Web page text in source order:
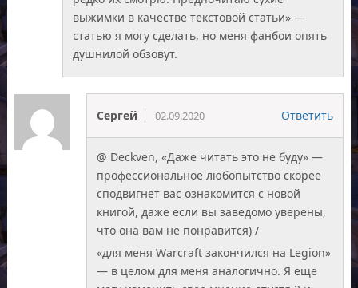
выжимки в качестве текстовой статьи» —
статью я могу сделать, но меня фанбои опять
душнилой обзовут.
Сергей 02.09.2020 Ответить
@ Deckven, «Даже читать это не буду» —
профессиональное любопытство скорее
сподвигнет вас ознакомится с новой
книгой, даже если вы заведомо уверены,
что она вам не понравится) /
«для меня Warcraft закончился на Legion»
— в целом для меня аналогично. Я еще